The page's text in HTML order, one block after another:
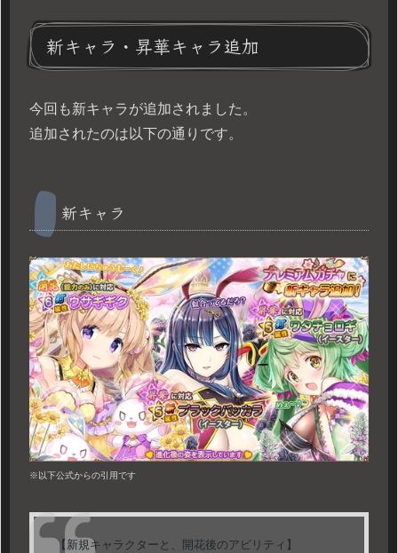
新キャラ・昇華キャラ追加
今回も新キャラが追加されました。
追加されたのは以下の通りです。
新キャラ
※以下公式からの引用です
【新規キャラクターと、開花後のアビリティ】